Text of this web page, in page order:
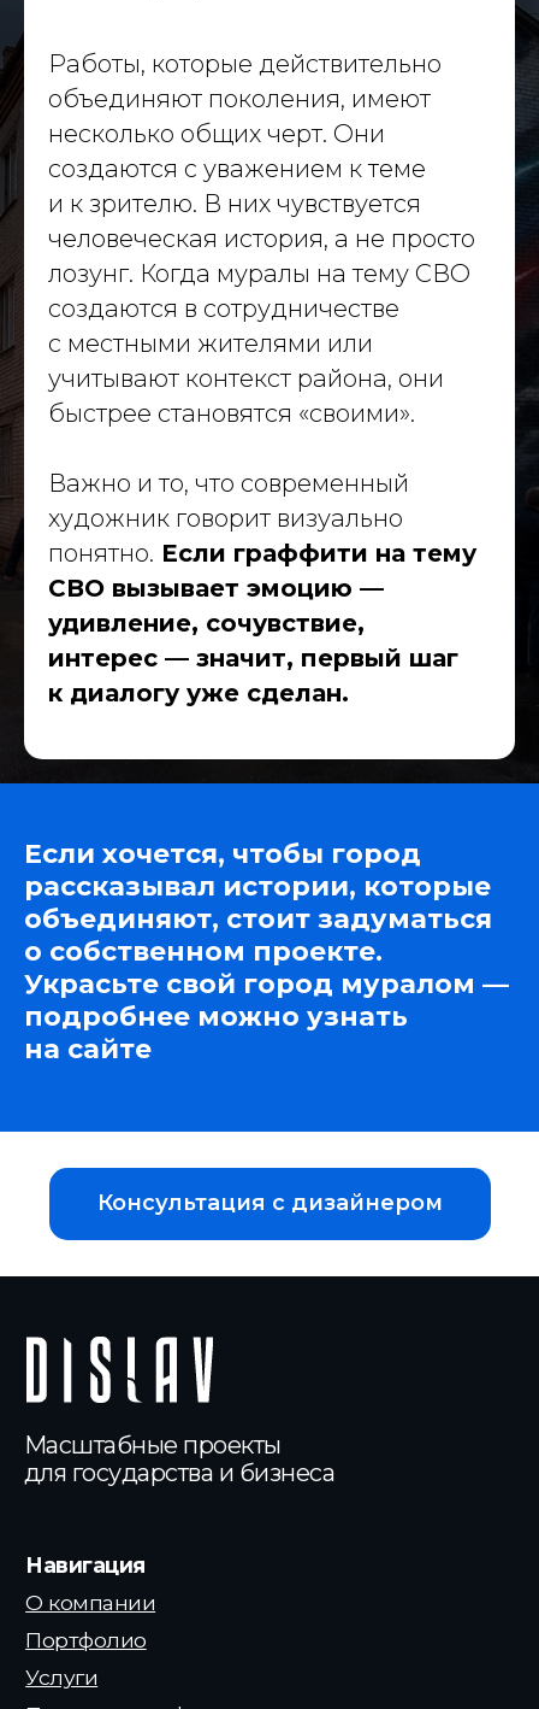
Работы, которые действительно
объединяют поколения, имеют
несколько общих черт. Они
создаются с уважением к теме
и к зрителю. В них чувствуется
человеческая история, а не просто
лозунг. Когда муралы на тему СВО
создаются в сотрудничестве
с местными жителями или
учитывают контекст района, они
быстрее становятся «своими».
Важно и то, что современный
художник говорит визуально
понятно. Если граффити на тему
СВО вызывает эмоцию —
удивление, сочувствие,
интерес — значит, первый шаг
к диалогу уже сделан.
Если хочется, чтобы город
рассказывал истории, которые
объединяют, стоит задуматься
о собственном проекте.
Украсьте свой город муралом —
подробнее можно узнать
на сайте
Консультация с дизайнером
для государства и бизнеса
Навигация
О компании
Портфолио
dislavart@gmail.com
Услуги
Политика конфиденциальности
Материалы
Вакансии
Блог
© 2026 Dislav. Все права защищены